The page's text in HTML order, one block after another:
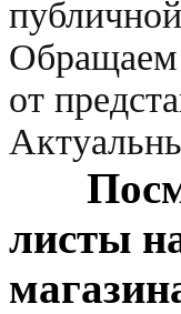
Обращаем
от
листы